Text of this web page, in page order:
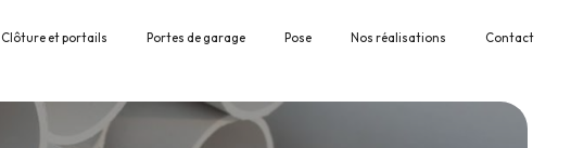
Clôture et portails Portes de garage Pose Nos réalisations Contact